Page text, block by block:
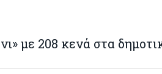
με 208 κενά στα